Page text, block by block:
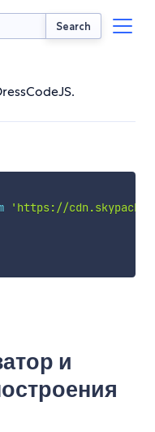
Search
'https://
и